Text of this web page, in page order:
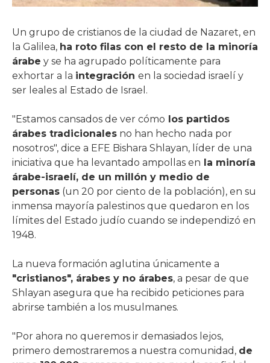
Un grupo de cristianos de la ciudad de Nazaret, en
la Galilea, ha roto filas con el resto de la minoría
árabe y se ha agrupado políticamente para
exhortar a la integración en la sociedad israelí y
ser leales al Estado de Israel.
"Estamos cansados de ver cómo los partidos
árabes tradicionales no han hecho nada por
nosotros", dice a EFE Bishara Shlayan, líder de una
iniciativa que ha levantado ampollas en la minoría
árabe-israelí, de un millón y medio de
personas (un 20 por ciento de la población), en su
inmensa mayoría palestinos que quedaron en los
límites del Estado judío cuando se independizó en
1948.
La nueva formación aglutina únicamente a
"cristianos", árabes y no árabes, a pesar de que
Shlayan asegura que ha recibido peticiones para
abrirse también a los musulmanes.
"Por ahora no queremos ir demasiados lejos,
primero demostraremos a nuestra comunidad, de